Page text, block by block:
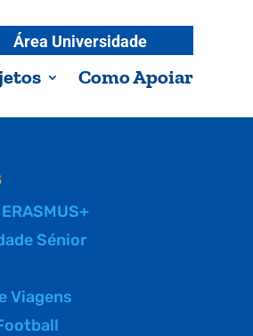
Área Universidade
Como Apoiar
Sénior
Viagens